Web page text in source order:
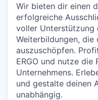
Wir bieten dir einen
erfolgreiche
voller Unterstützung
Weiterbildungen, die
auszuschöpfen.
ERGO und nutze die
Unternehmens.
und gestalte deinen
unabhängig.